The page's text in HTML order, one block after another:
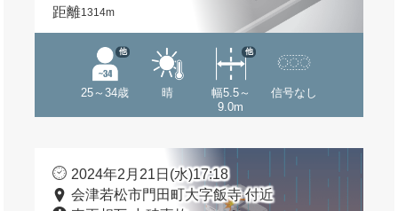
距離1314m
25～34歳
他
晴
幅5.5～
9.0m
他
信号なし
2024年2月21日(水)17:18
会津若松市門田町大字飯寺 付近